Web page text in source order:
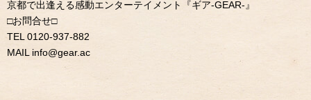
京都で出逢える感動エンターテイメント『ギア-GEAR-』
□お問合せ□
TEL 0120-937-882
MAIL info@gear.ac